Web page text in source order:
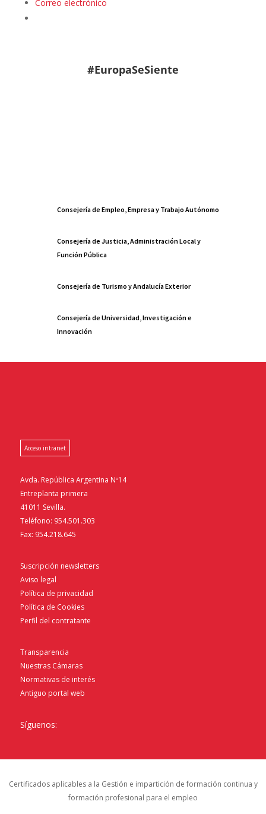
Correo electrónico
#EuropaSeSiente
Consejería de Empleo, Empresa y Trabajo Autónomo
Consejería de Justicia, Administración Local y
Función Pública
Consejería de Turismo y Andalucía Exterior
Consejería de Universidad, Investigación e
Innovación
Acceso intranet
Avda. República Argentina Nº14
Entreplanta primera
41011 Sevilla.
Teléfono: 954.501.303
Fax: 954.218.645
Suscripción newsletters
Aviso legal
Política de privacidad
Política de Cookies
Perfil del contratante
Transparencia
Nuestras Cámaras
Normativas de interés
Antiguo portal web
Síguenos:
Certificados aplicables a la Gestión e impartición de formación continua y
formación profesional para el empleo